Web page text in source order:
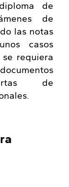
de
de
las notas
casos
requiera
de